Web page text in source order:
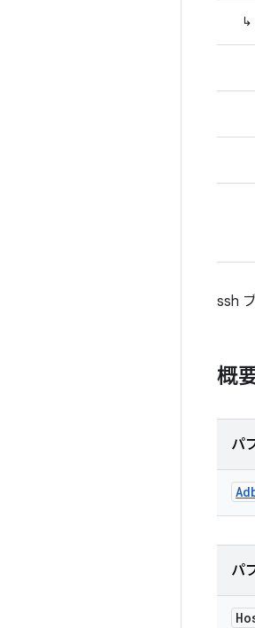
↳
ssh
概
パ
パ